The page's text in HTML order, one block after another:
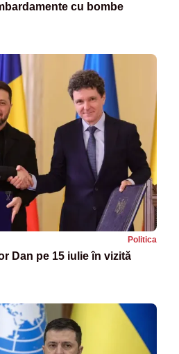
cu bombe
Politica
Dan pe 15 iulie în vizită